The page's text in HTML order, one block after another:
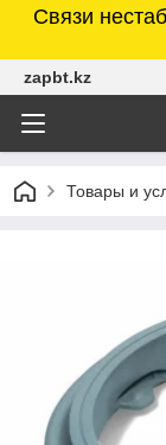
Связи
zapbt.kz
Товары и